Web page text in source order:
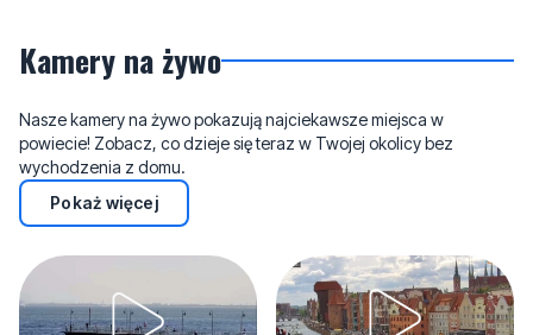
Kamery na żywo
Nasze kamery na żywo pokazują najciekawsze miejsca w
powiecie! Zobacz, co dzieje się teraz w Twojej okolicy bez
wychodzenia z domu.
Pokaż więcej